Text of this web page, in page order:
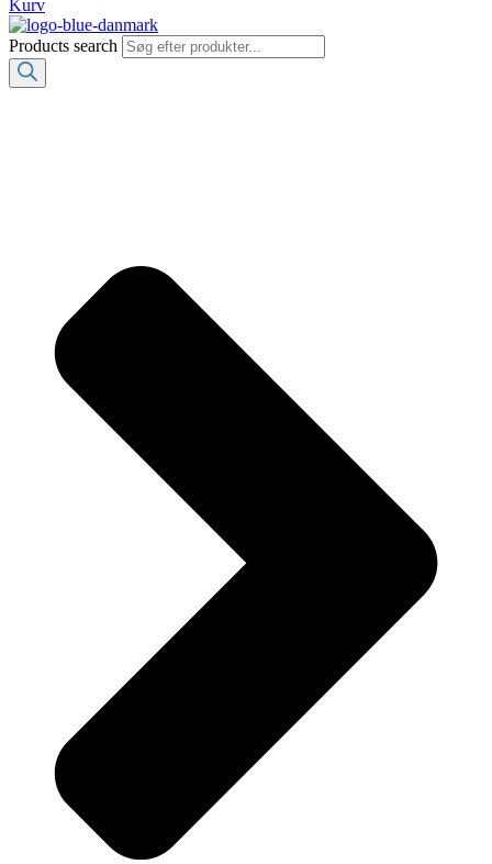
Kurv
Products search